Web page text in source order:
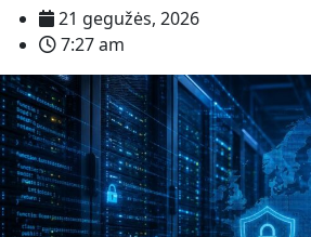
21 gegužės, 2026
7:27 am